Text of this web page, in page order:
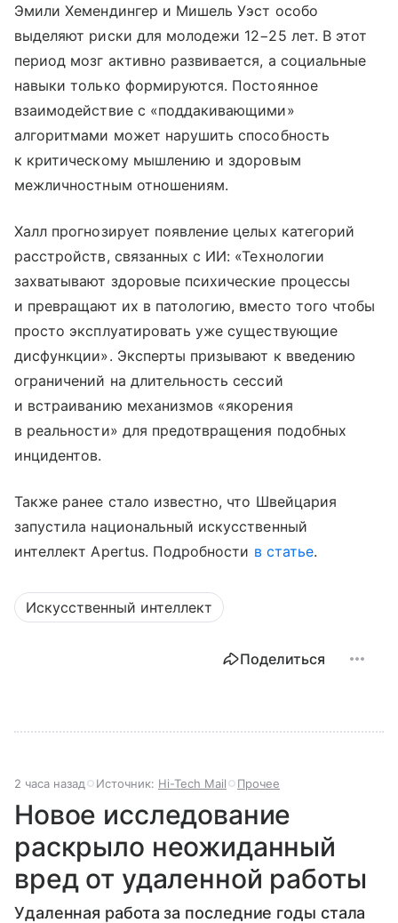
Эмили Хемендингер и Мишель Уэст особо
выделяют риски для молодежи 12−25 лет. В этот
период мозг активно развивается, а социальные
навыки только формируются. Постоянное
взаимодействие с «поддакивающими»
алгоритмами может нарушить способность
к критическому мышлению и здоровым
межличностным отношениям.
Халл прогнозирует появление целых категорий
расстройств, связанных с ИИ: «Технологии
захватывают здоровые психические процессы
и превращают их в патологию, вместо того чтобы
просто эксплуатировать уже существующие
дисфункции». Эксперты призывают к введению
ограничений на длительность сессий
и встраиванию механизмов «якорения
в реальности» для предотвращения подобных
инцидентов.
Также ранее стало известно, что Швейцария
запустила национальный искусственный
интеллект Apertus. Подробности в статье.
Искусственный интеллект
Поделиться
2 часа назад Источник: Hi-Tech Mail Прочее
Новое исследование
раскрыло неожиданный
вред от удаленной работы
Удаленная работа за последние годы стала